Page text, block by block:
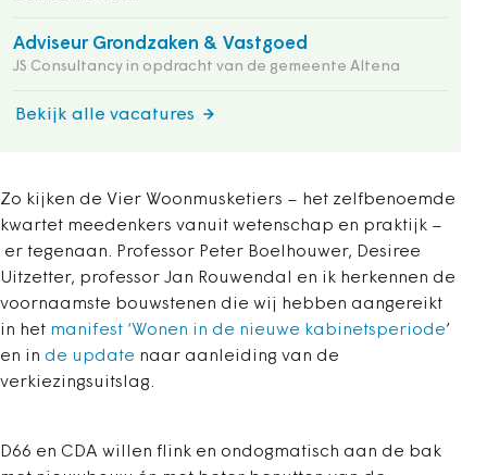
Adviseur Grondzaken & Vastgoed
JS Consultancy in opdracht van de gemeente Altena
Bekijk alle vacatures
Zo kijken de Vier Woonmusketiers – het zelfbenoemde
kwartet meedenkers vanuit wetenschap en praktijk –
er tegenaan. Professor Peter Boelhouwer, Desiree
Uitzetter, professor Jan Rouwendal en ik herkennen de
voornaamste bouwstenen die wij hebben aangereikt
in het manifest ‘Wonen in de nieuwe kabinetsperiode’
en in de update naar aanleiding van de
verkiezingsuitslag.
D66 en CDA willen flink en ondogmatisch aan de bak